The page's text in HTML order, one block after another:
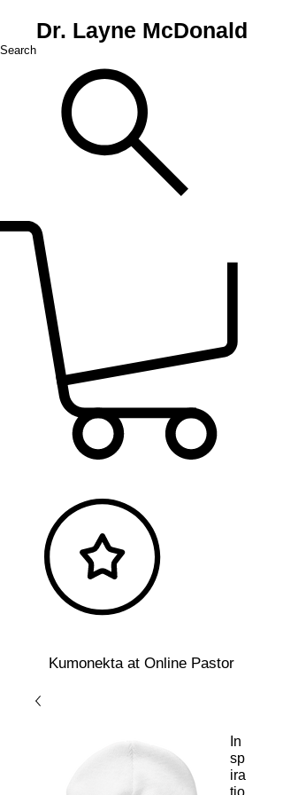
Dr. Layne McDonald
Search
Kumonekta at Online Pastor
In
sp
ira
tio